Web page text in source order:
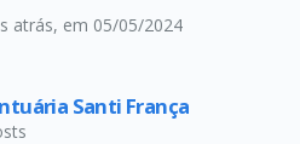
atrás, em 05/05/2024
Santi França